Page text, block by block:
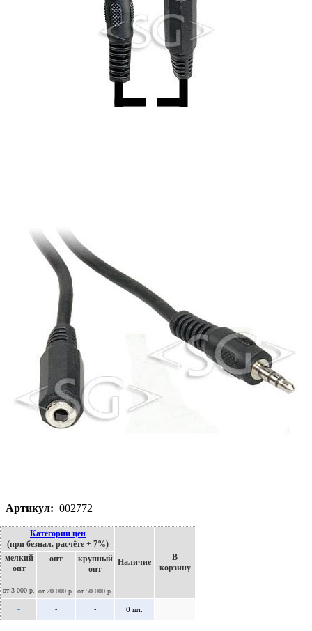
Артикул: 002772
Категории цен
(при безнал. расчёте + 7%)
Наличие
В
корзину
мелкий
опт
от 3 000 р.
опт
от 20 000 р.
крупный
опт
от 50 000 р.
- - - 0 шт.